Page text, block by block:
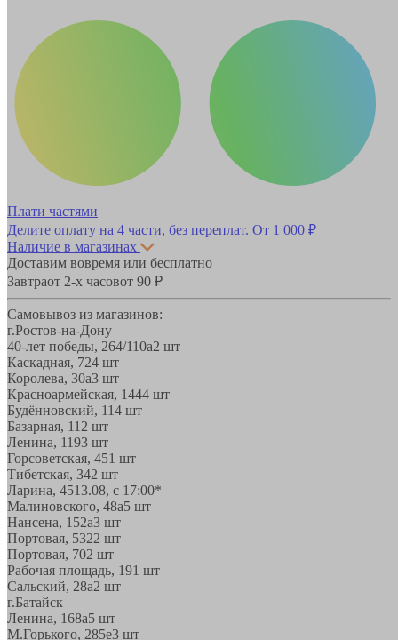
Плати частями
Делите оплату на 4 части, без переплат. От 1 000 ₽
Наличие в магазинах
Доставим вовремя или бесплатно
Завтраот 2-х часовот 90 ₽
Самовывоз из магазинов:
г.Ростов-на-Дону
40-лет победы, 264/110а2 шт
Каскадная, 724 шт
Королева, 30а3 шт
Красноармейская, 1444 шт
Будённовский, 114 шт
Базарная, 11 2 шт
Ленина, 1193 шт
Горсоветская, 451 шт
Тибетская, 342 шт
Ларина, 4513.08, с 17:00*
Малиновского, 48а5 шт
Нансена, 152а3 шт
Портовая, 5322 шт
Портовая, 702 шт
Рабочая площадь, 191 шт
Сальский, 28a2 шт
г.Батайск
Ленина, 168а5 шт
М.Горького, 285е3 шт